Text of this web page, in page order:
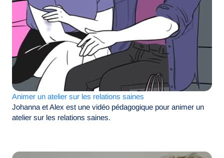
Animer un atelier sur les relations saines
Johanna et Alex est une vidéo pédagogique pour animer un
atelier sur les relations saines.